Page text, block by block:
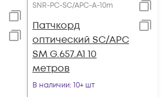
SNR-PC-SC/APC-A-10m
Патчкорд
оптический SC/APC
SM G.657.A1 10
метров
В наличии: 10+ шт